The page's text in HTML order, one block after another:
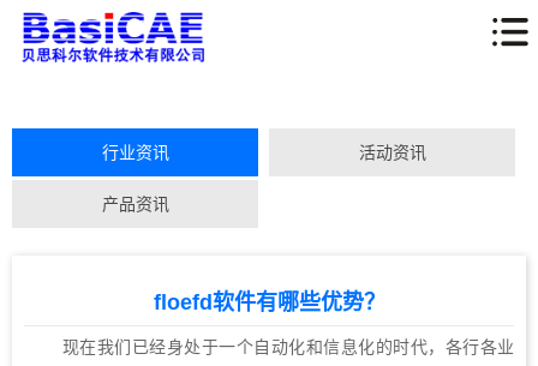
行业资讯 活动资讯
产品资讯
floefd软件有哪些优势？
现在我们已经身处于一个自动化和信息化的时代，各行各业